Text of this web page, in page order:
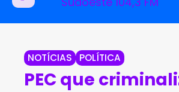
NOTÍCIAS POLÍTICA
PEC que